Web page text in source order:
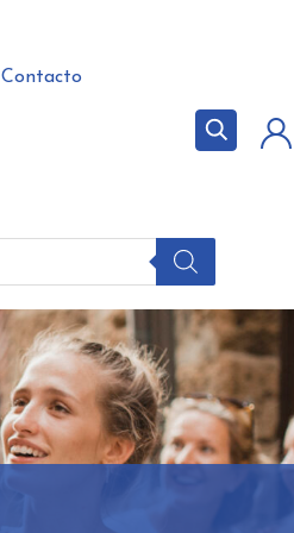
Contacto